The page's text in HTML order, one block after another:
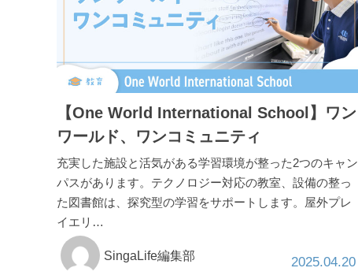
【One World International School】ワン
ワールド、ワンコミュニティ
充実した施設と活気がある学習環境が整った2つのキャン
パスがあります。テクノロジー対応の教室、設備の整っ
た図書館は、探究型の学習をサポートします。屋外プレ
イエリ…
SingaLife編集部 2025.04.20